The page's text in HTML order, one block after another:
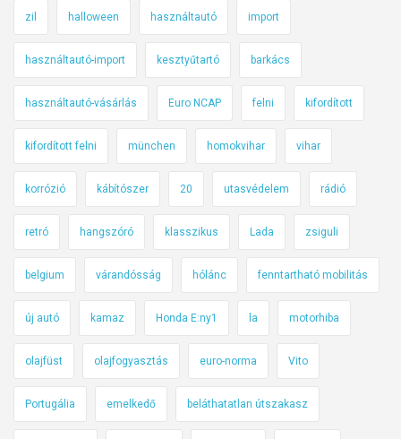
zil halloween használtautó import
használtautó-import kesztyűtartó barkács
használtautó-vásárlás Euro NCAP felni kifordított
kifordított felni münchen homokvihar vihar
korrózió kábítószer 20 utasvédelem rádió
retró hangszóró klasszikus Lada zsiguli
belgium várandósság hólánc fenntartható mobilitás
új autó kamaz Honda E:ny1 la motorhiba
olajfüst olajfogyasztás euro-norma Vito
Portugália emelkedő beláthatatlan útszakasz